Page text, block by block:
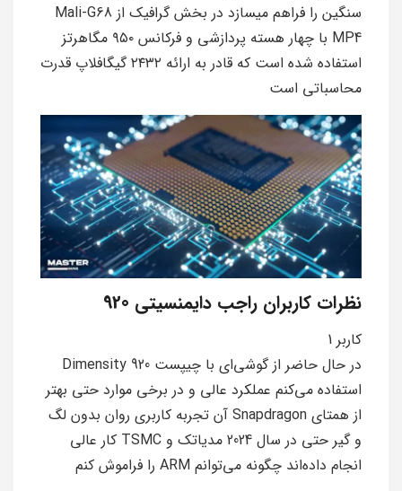
سنگین را فراهم میسازد در بخش گرافیک از Mali-G68
MP4 با چهار هسته پردازشی و فرکانس ۹۵۰ مگاهرتز
استفاده شده است که قادر به ارائه ۲۴۳۲ گیگافلاپ قدرت
محاسباتی است
نظرات کاربران راجب دایمنسیتی 920
کاربر 1
در حال حاضر از گوشی‌ای با چیپست Dimensity 920
استفاده می‌کنم عملکرد عالی و در برخی موارد حتی بهتر
از همتای Snapdragon آن تجربه کاربری روان بدون لگ
و گیر حتی در سال 2024 مدیاتک و TSMC کار عالی
انجام داده‌اند چگونه می‌توانم ARM را فراموش کنم